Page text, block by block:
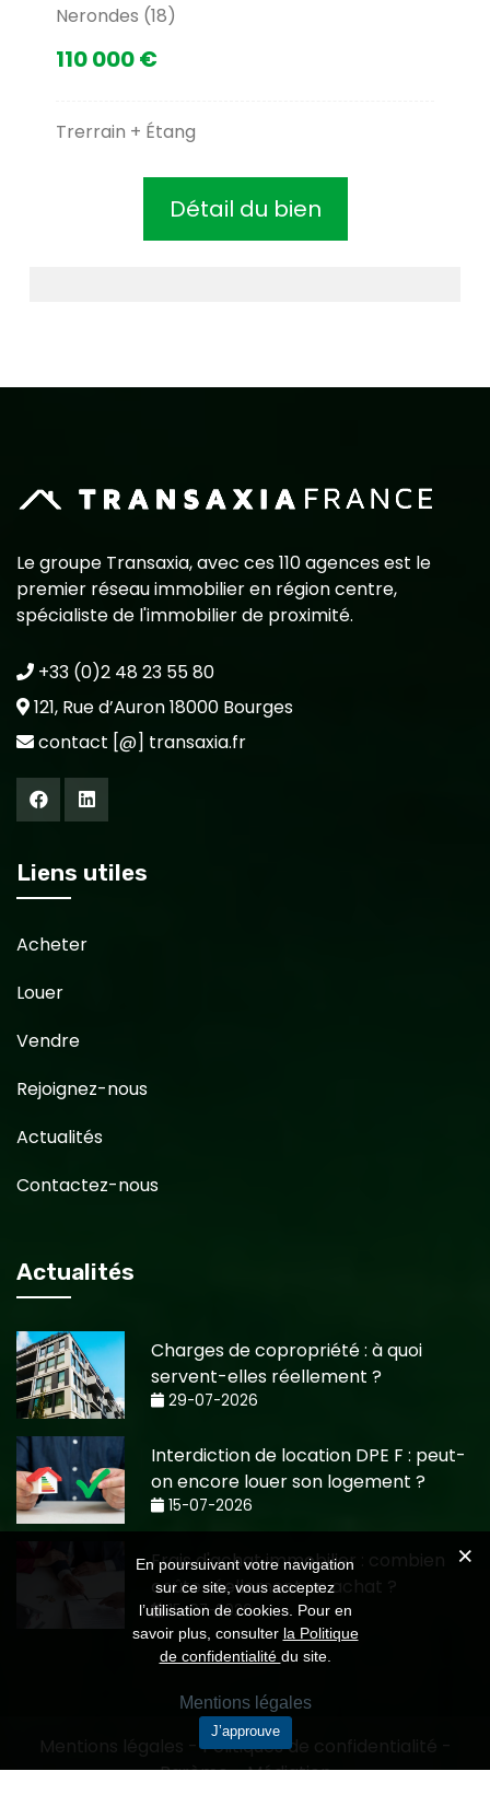
Nerondes (18)
110 000 €
Trerrain + Étang
Détail du bien
Le groupe Transaxia, avec ces 110 agences est le
premier réseau immobilier en région centre,
spécialiste de l'immobilier de proximité.
+33 (0)2 48 23 55 80
121, Rue d’Auron 18000 Bourges
contact [@] transaxia.fr
Liens utiles
Acheter
Louer
Vendre
Rejoignez-nous
Actualités
Contactez-nous
Actualités
Charges de copropriété : à quoi
servent-elles réellement ?
29-07-2026
Interdiction de location DPE F : peut-
on encore louer son logement ?
15-07-2026
Frais d'achat immobilier : combien
coûte réellement un achat ?
15-07-2026
-Politiques de confidentialité
-
Barème-Médiation
En poursuivant votre navigation
sur ce site, vous acceptez
l’utilisation de cookies. Pour en
savoir plus, consulter la Politique
de confidentialité du site.
Mentions légales
J’approuve